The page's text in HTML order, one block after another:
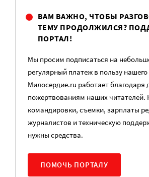
ВАМ ВАЖНО, ЧТОБЫ
ТЕМУ ПРОДОЛЖИЛСЯ?
ПОРТАЛ!
Мы просим подписаться на
регулярный платеж в пользу нашего
Милосердие.ru работает
пожертвованиям наших читателей.
командировки, съемки, зарплаты
журналистов и техническую
нужны средства.
ПОМОЧЬ ПОРТАЛУ